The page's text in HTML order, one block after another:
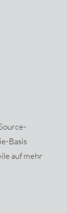
Basis
auf mehr